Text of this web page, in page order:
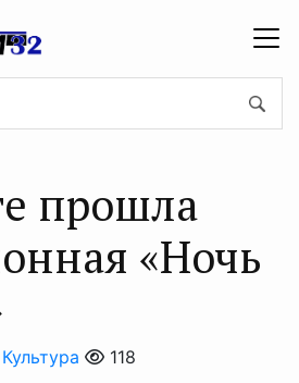
прошла
«Ночь
Культура 118